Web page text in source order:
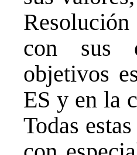
con sus
objetivos
ES y en la
Todas